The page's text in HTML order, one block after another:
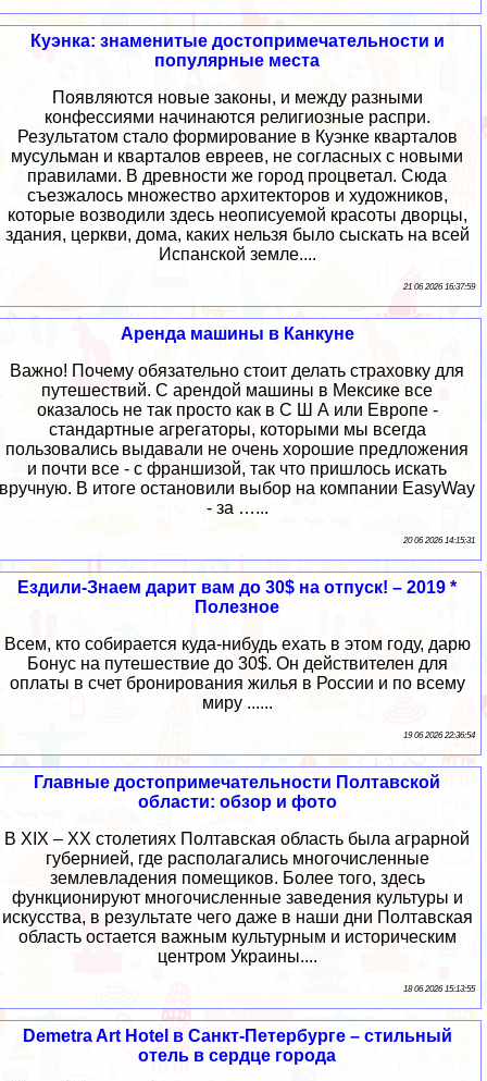
Куэнка: знаменитые достопримечательности и
популярные места
Появляются новые законы, и между разными
конфессиями начинаются религиозные распри.
Результатом стало формирование в Куэнке кварталов
мусульман и кварталов евреев, не согласных с новыми
правилами. В древности же город процветал. Сюда
съезжалось множество архитекторов и художников,
которые возводили здесь неописуемой красоты дворцы,
здания, церкви, дома, каких нельзя было сыскать на всей
Испанской земле....
21 06 2026 16:37:59
Аренда машины в Канкуне
Важно! Почему обязательно стоит делать страховку для
путешествий. C арендой машины в Мексике все
оказалось не так просто как в С Ш А или Европе -
стандартные агрегаторы, которыми мы всегда
пользовались выдавали не очень хорошие предложения
и почти все - с франшизой, так что пришлось искать
вручную. В итоге остановили выбор на компании EasyWay
- за …...
20 06 2026 14:15:31
Ездили-Знаем дарит вам до 30$ на отпуск! – 2019 *
Полезное
Всем, кто собирается куда-нибудь ехать в этом году, дарю
Бонус на путешествие до 30$. Он действителен для
оплаты в счет бронирования жилья в России и по всему
миру ......
19 06 2026 22:36:54
Главные достопримечательности Полтавской
области: обзор и фото
В XIX – XX столетиях Полтавская область была аграрной
губернией, где располагались многочисленные
землевладения помещиков. Более того, здесь
функционируют многочисленные заведения культуры и
искусства, в результате чего даже в наши дни Полтавская
область остается важным культурным и историческим
центром Украины....
18 06 2026 15:13:55
Demetra Art Hotel в Санкт-Петербурге – стильный
отель в сердце города